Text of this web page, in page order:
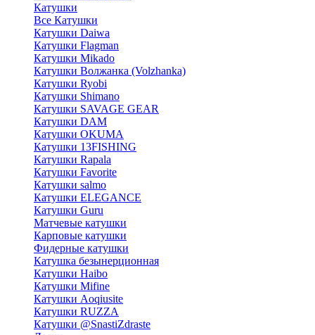
Катушки
Все Катушки
Катушки Daiwa
Катушки Flagman
Катушки Mikado
Катушки Волжанка (Volzhanka)
Катушки Ryobi
Катушки Shimano
Катушки SAVAGE GEAR
Катушки DAM
Катушки OKUMA
Катушки 13FISHING
Катушки Rapala
Катушки Favorite
Катушки salmo
Катушки ELEGANCE
Катушки Guru
Матчевые катушки
Карповые катушки
Фидерные катушки
Катушка безынерционная
Катушки Haibo
Катушки Mifine
Катушки Aoqiusite
Катушки RUZZA
Катушки @SnastiZdraste